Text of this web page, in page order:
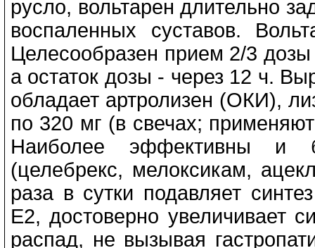
русло, вольтарен длительно
воспаленных суставов.
Целесообразен прием 2/3
а остаток дозы - через 12 ч.
обладает артролизен (ОКИ),
по 320 мг (в свечах;
Наиболее эффективны и
(целебрекс, мелоксикам,
раза в сутки подавляет
Е2, достоверно увеличивает
распад, не вызывая